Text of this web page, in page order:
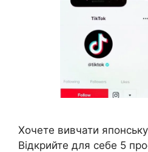
Хочете вивчати
Відкрийте для себе 5